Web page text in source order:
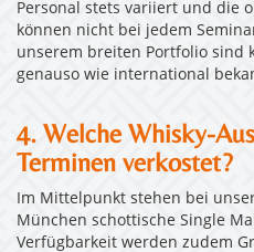
Personal stets variiert und die
können nicht bei jedem
unserem breiten Portfolio sind
genauso wie international
4. Welche Whisky-
Terminen verkostet?
Im Mittelpunkt stehen bei
München schottische Single
Verfügbarkeit werden zudem